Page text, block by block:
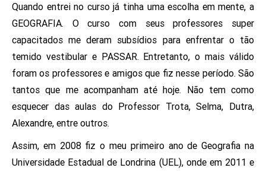
Quando entrei no curso já tinha uma escolha em mente, a
GEOGRAFIA. O curso com seus professores super
capacitados me deram subsídios para enfrentar o tão
temido vestibular e PASSAR. Entretanto, o mais válido
foram os professores e amigos que fiz nesse período. São
tantos que me acompanham até hoje. Não tem como
esquecer das aulas do Professor Trota, Selma, Dutra,
Alexandre, entre outros.
Assim, em 2008 fiz o meu primeiro ano de Geografia na
Universidade Estadual de Londrina (UEL), onde em 2011 e